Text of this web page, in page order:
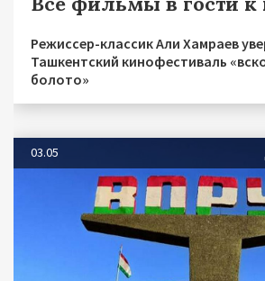
Режиссер-классик Али Хамраев
Ташкентский кинофестиваль
болото»
03.05